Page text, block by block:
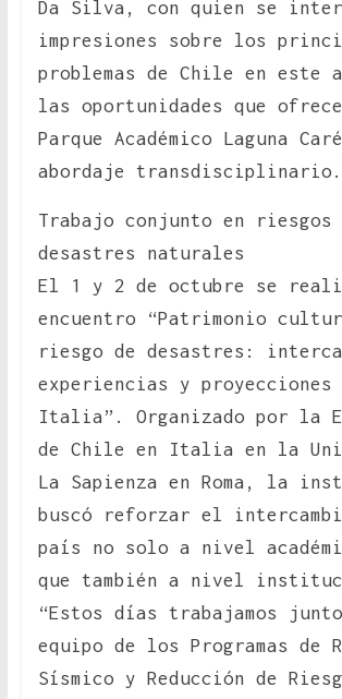
Da Silva, con quien se
impresiones sobre los
problemas de Chile en este
las oportunidades que
Parque Académico Laguna
abordaje transdisciplinario.
Trabajo conjunto en riesgos
desastres naturales
El 1 y 2 de octubre se
encuentro “Patrimonio
riesgo de desastres:
experiencias y proyecciones
Italia”. Organizado por la
de Chile en Italia en la
La Sapienza en Roma, la
buscó reforzar el
país no solo a nivel
que también a nivel
“Estos días trabajamos
equipo de los Programas de
Sísmico y Reducción de